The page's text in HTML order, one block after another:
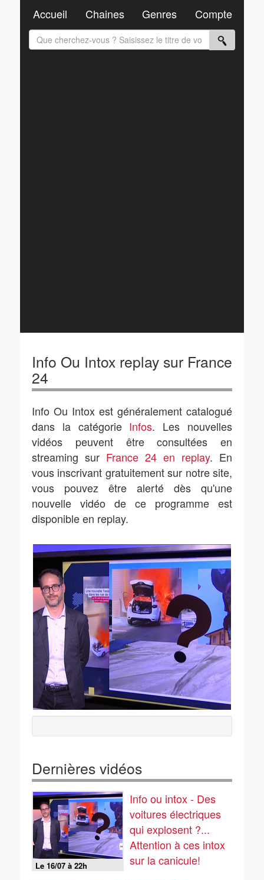
Info Ou Intox replay sur France
24
Info Ou Intox est généralement catalogué
dans la catégorie Infos. Les nouvelles
vidéos peuvent être consultées en
streaming sur France 24 en replay. En
vous inscrivant gratuitement sur notre site,
vous pouvez être alerté dès qu'une
nouvelle vidéo de ce programme est
disponible en replay.
Dernières vidéos
Le 16/07 à 22h
Info ou intox - Des
voitures électriques
qui explosent ?...
Attention à ces intox
sur la canicule!
Accueil Chaines Genres Compte